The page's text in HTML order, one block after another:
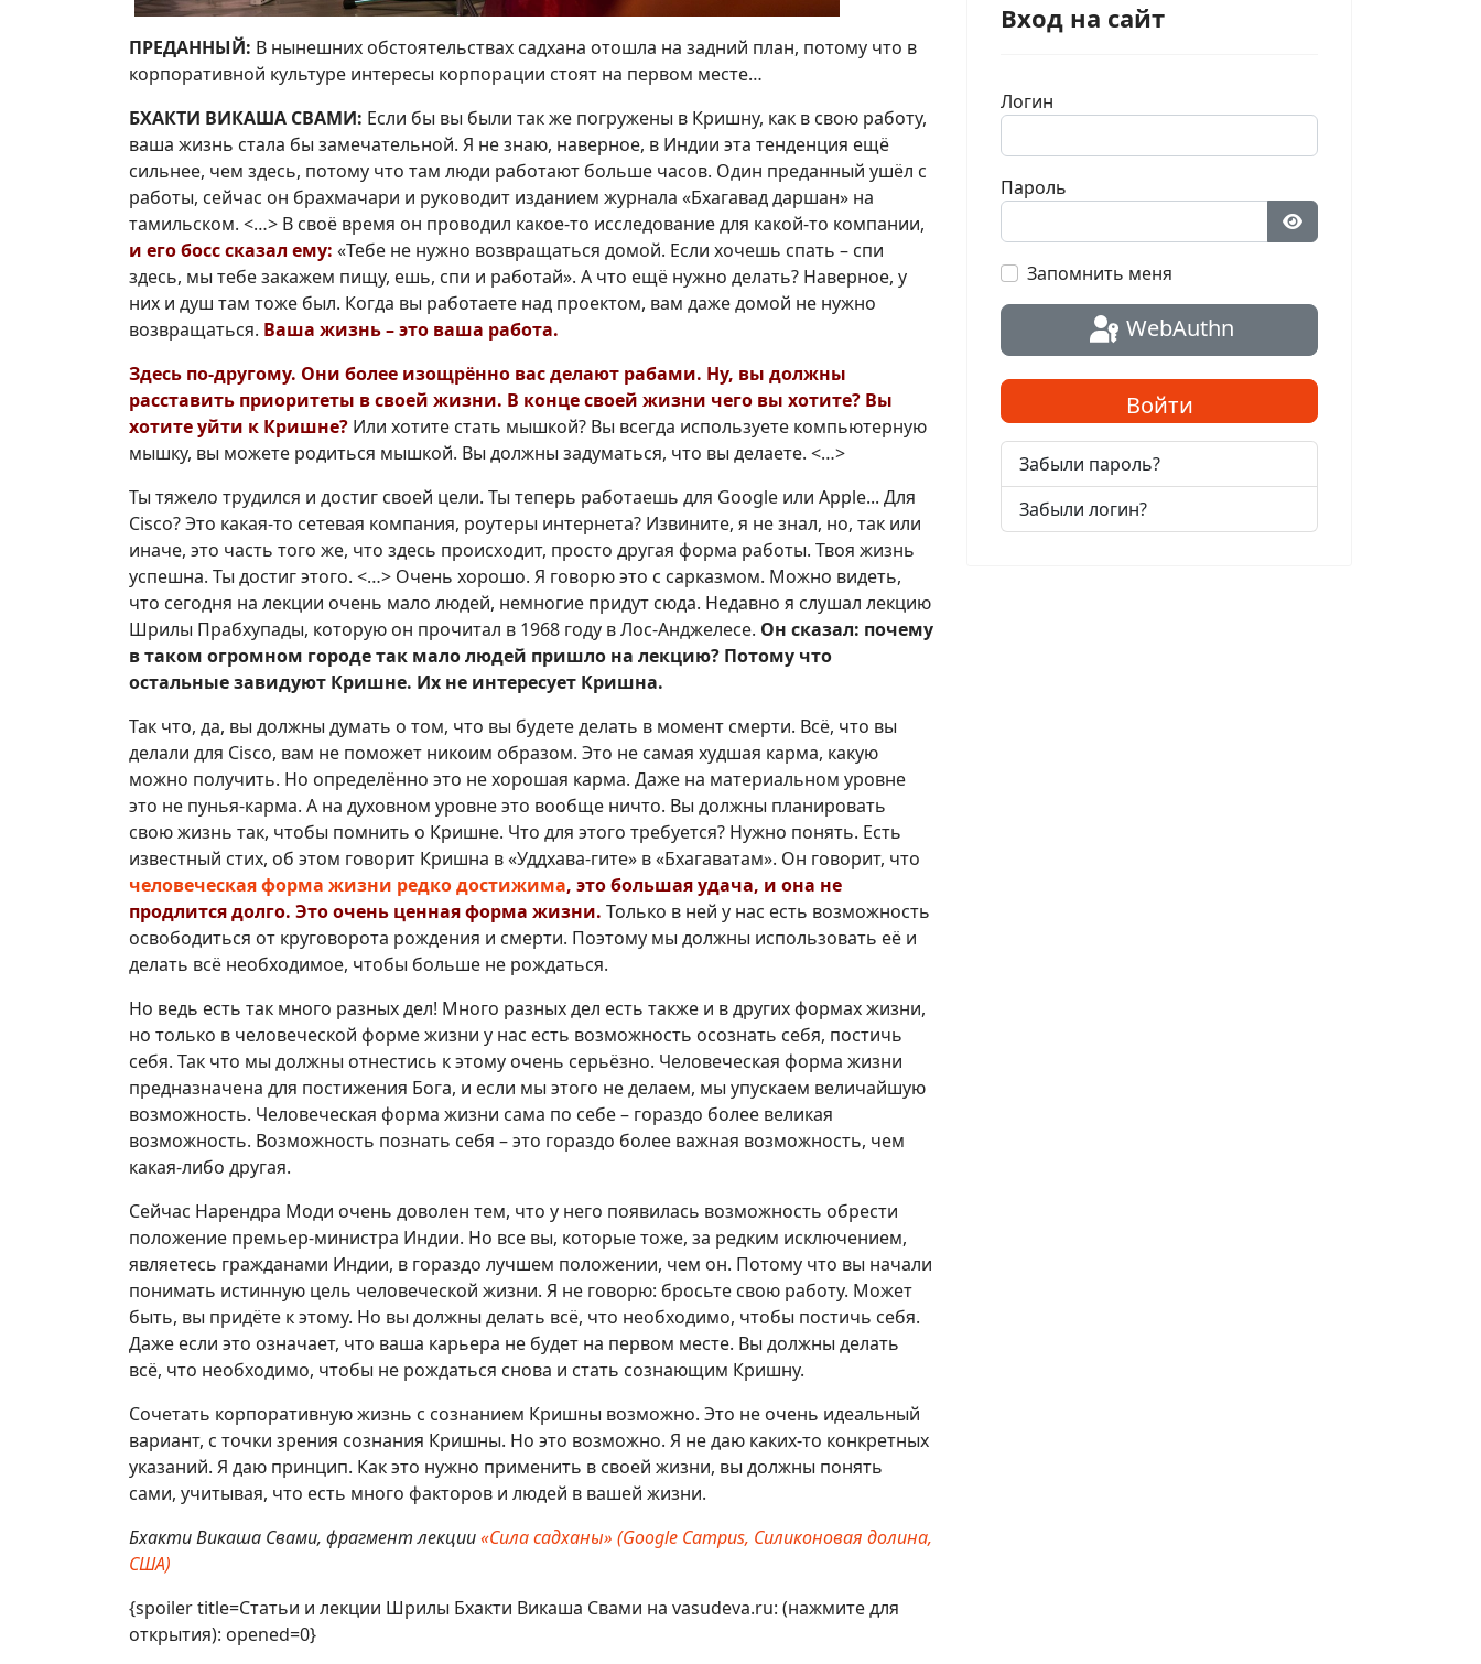
ПРЕДАННЫЙ: В нынешних обстоятельствах садхана отошла на задний план, потому что в
корпоративной культуре интересы корпорации стоят на первом месте…
БХАКТИ ВИКАША СВАМИ: Если бы вы были так же погружены в Кришну, как в свою работу,
ваша жизнь стала бы замечательной. Я не знаю, наверное, в Индии эта тенденция ещё
сильнее, чем здесь, потому что там люди работают больше часов. Один преданный ушёл с
работы, сейчас он брахмачари и руководит изданием журнала «Бхагавад даршан» на
тамильском. <…> В своё время он проводил какое-то исследование для какой-то компании,
и его босс сказал ему: «Тебе не нужно возвращаться домой. Если хочешь спать – спи
здесь, мы тебе закажем пищу, ешь, спи и работай». А что ещё нужно делать? Наверное, у
них и душ там тоже был. Когда вы работаете над проектом, вам даже домой не нужно
возвращаться. Ваша жизнь – это ваша работа.
Здесь по-другому. Они более изощрённо вас делают рабами. Ну, вы должны
расставить приоритеты в своей жизни. В конце своей жизни чего вы хотите? Вы
хотите уйти к Кришне? Или хотите стать мышкой? Вы всегда используете компьютерную
мышку, вы можете родиться мышкой. Вы должны задуматься, что вы делаете. <…>
Ты тяжело трудился и достиг своей цели. Ты теперь работаешь для Google или Apple... Для
Cisco? Это какая-то сетевая компания, роутеры интернета? Извините, я не знал, но, так или
иначе, это часть того же, что здесь происходит, просто другая форма работы. Твоя жизнь
успешна. Ты достиг этого. <…> Очень хорошо. Я говорю это с сарказмом. Можно видеть,
что сегодня на лекции очень мало людей, немногие придут сюда. Недавно я слушал лекцию
Шрилы Прабхупады, которую он прочитал в 1968 году в Лос-Анджелесе. Он сказал: почему
в таком огромном городе так мало людей пришло на лекцию? Потому что
остальные завидуют Кришне. Их не интересует Кришна.
Так что, да, вы должны думать о том, что вы будете делать в момент смерти. Всё, что вы
делали для Cisco, вам не поможет никоим образом. Это не самая худшая карма, какую
можно получить. Но определённо это не хорошая карма. Даже на материальном уровне
это не пунья-карма. А на духовном уровне это вообще ничто. Вы должны планировать
свою жизнь так, чтобы помнить о Кришне. Что для этого требуется? Нужно понять. Есть
известный стих, об этом говорит Кришна в «Уддхава-гите» в «Бхагаватам». Он говорит, что
человеческая форма жизни редко достижима, это большая удача, и она не
продлится долго. Это очень ценная форма жизни. Только в ней у нас есть возможность
освободиться от круговорота рождения и смерти. Поэтому мы должны использовать её и
делать всё необходимое, чтобы больше не рождаться.
Но ведь есть так много разных дел! Много разных дел есть также и в других формах жизни,
но только в человеческой форме жизни у нас есть возможность осознать себя, постичь
себя. Так что мы должны отнестись к этому очень серьёзно. Человеческая форма жизни
предназначена для постижения Бога, и если мы этого не делаем, мы упускаем величайшую
возможность. Человеческая форма жизни сама по себе – гораздо более великая
возможность. Возможность познать себя – это гораздо более важная возможность, чем
какая-либо другая.
Сейчас Нарендра Моди очень доволен тем, что у него появилась возможность обрести
положение премьер-министра Индии. Но все вы, которые тоже, за редким исключением,
являетесь гражданами Индии, в гораздо лучшем положении, чем он. Потому что вы начали
понимать истинную цель человеческой жизни. Я не говорю: бросьте свою работу. Может
быть, вы придёте к этому. Но вы должны делать всё, что необходимо, чтобы постичь себя.
Даже если это означает, что ваша карьера не будет на первом месте. Вы должны делать
всё, что необходимо, чтобы не рождаться снова и стать сознающим Кришну.
Сочетать корпоративную жизнь с сознанием Кришны возможно. Это не очень идеальный
вариант, с точки зрения сознания Кришны. Но это возможно. Я не даю каких-то конкретных
указаний. Я даю принцип. Как это нужно применить в своей жизни, вы должны понять
сами, учитывая, что есть много факторов и людей в вашей жизни.
Бхакти Викаша Свами, фрагмент лекции«Сила садханы» (Google Campus, Силиконовая долина,
США)
{spoiler title=Статьи и лекции Шрилы Бхакти Викаша Свами на vasudeva.ru: (нажмите для
открытия): opened=0}
Вход на сайт
Логин
Пароль
Показать пароль
Запомнить меня
WebAuthn
Войти
Забыли пароль?
Забыли логин?